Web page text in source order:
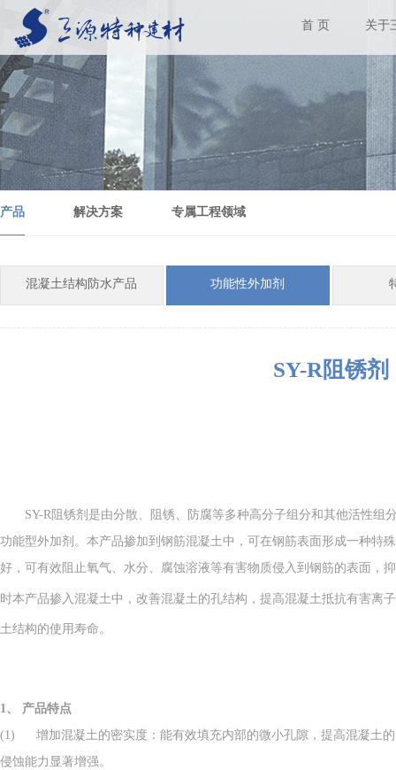
首 页 关于
产品 解决方案 专属工程领域
混凝土结构防水产品 功能性外加剂
SY-R阻锈剂
SY-R阻锈剂是由分散、阻锈、防腐等多种高分子组分和其他活性组
功能型外加剂。本产品掺加到钢筋混凝土中，可在钢筋表面形成一种特
好，可有效阻止氧气、水分、腐蚀溶液等有害物质侵入到钢筋的表面，
时本产品掺入混凝土中，改善混凝土的孔结构，提高混凝土抵抗有害离
土结构的使用寿命。
1、 产品特点
(1) 增加混凝土的密实度：能有效填充内部的微小孔隙，提高混凝土
侵蚀能力显著增强。